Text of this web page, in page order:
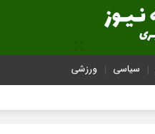
سیاسی ورزشی